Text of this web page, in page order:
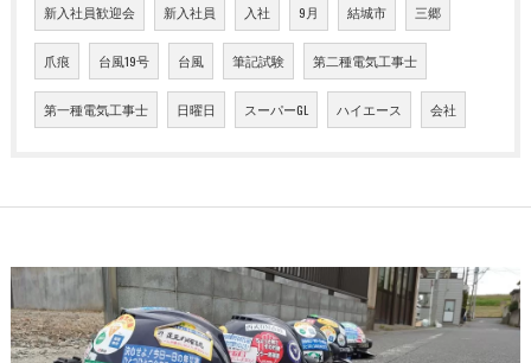
新入社員歓迎会 新入社員 入社 9月 結城市 三郷
爪痕 台風19号 台風 筆記試験 第二種電気工事士
第一種電気工事士 日曜日 スーパーGL ハイエース 会社